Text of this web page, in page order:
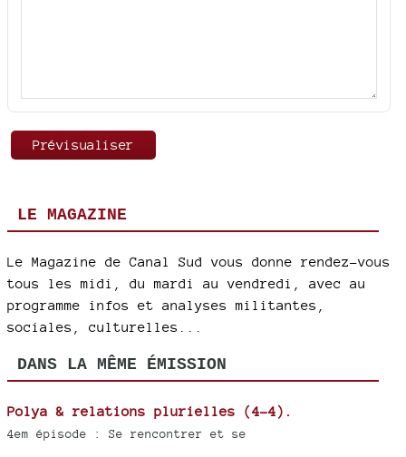
LE MAGAZINE
Le Magazine de Canal Sud vous donne rendez-vous
tous les midi, du mardi au vendredi, avec au
programme infos et analyses militantes,
sociales, culturelles...
DANS LA MÊME ÉMISSION
Polya & relations plurielles (4-4).
4em épisode : Se rencontrer et se